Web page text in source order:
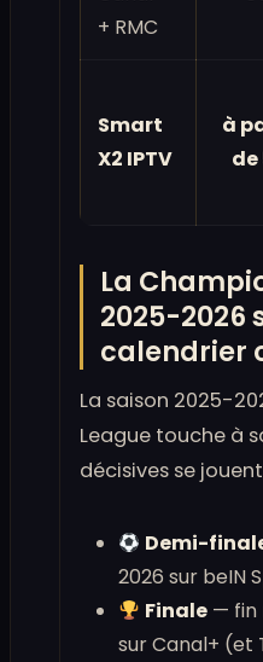
+ RMC
Smart
X2 IPTV
à
La
2025-2026
calendrier
La saison 2025-
League touche à
décisives se
Demi-
2026 sur beIN
Finale — fin
sur Canal+ (et